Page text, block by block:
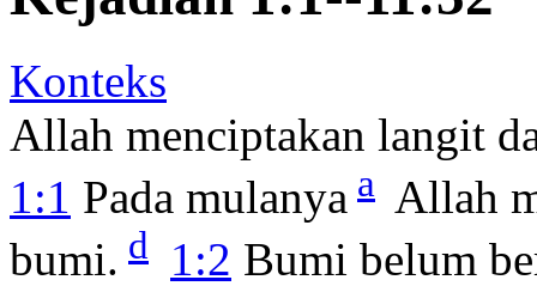
Konteks
Allah menciptakan langit
1:1 Pada mulanya a Allah
bumi. d 1:2 Bumi belum